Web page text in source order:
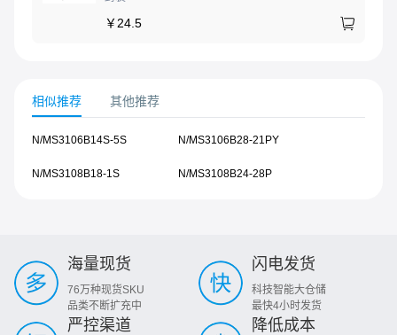
￥ 24.5
相似推荐 其他推荐
N/MS3106B14S-5S N/MS3106B28-21PY
N/MS3108B18-1S N/MS3108B24-28P
海量现货
76万种现货SKU
品类不断扩充中
闪电发货
科技智能大仓储
最快4小时发货
严控渠道 降低成本